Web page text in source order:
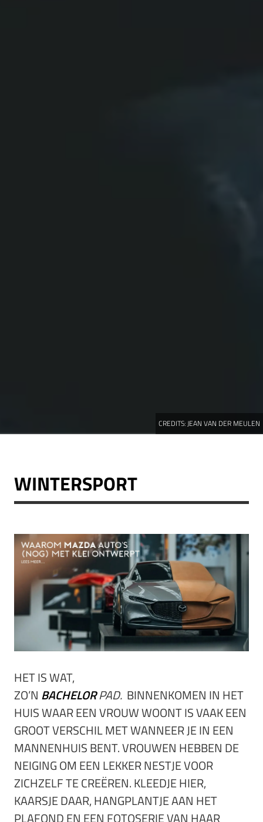
CREDITS:JEAN VAN DER MEULEN
WINTERSPORT
HET IS WAT,
ZO’N BACHELORPAD. BINNENKOMEN IN HET
HUIS WAAR EEN VROUW WOONT IS VAAK EEN
GROOT VERSCHIL MET WANNEER JE IN EEN
MANNENHUIS BENT. VROUWEN HEBBEN DE
NEIGING OM EEN LEKKER NESTJE VOOR
ZICHZELF TE CREËREN. KLEEDJE HIER,
KAARSJE DAAR, HANGPLANTJE AAN HET
PLAFOND EN EEN FOTOSERIE VAN HAAR